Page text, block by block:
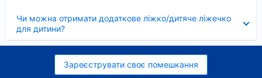
Чи можна отримати додаткове ліжко/дитяче ліжечко
для дитини?
Зареєструвати своє помешкання